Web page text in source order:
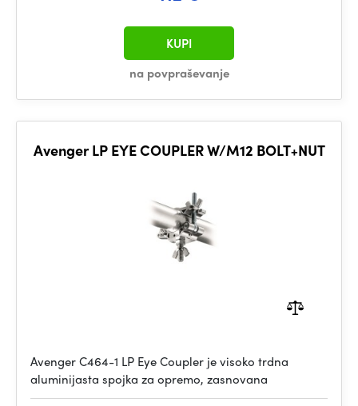
na povpraševanje
KUPI
Avenger LP EYE COUPLER W/M12 BOLT+NUT
Avenger C464-1 LP Eye Coupler je visoko trdna
aluminijasta spojka za opremo, zasnovana